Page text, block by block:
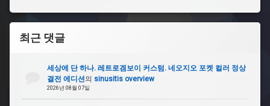
최근 댓글
세상에 단 하나. 레트로겜보이 커스텀. 네오지오 포켓 컬러 정상
결전 에디션의 sinusitis overview
2026년 08월 07일